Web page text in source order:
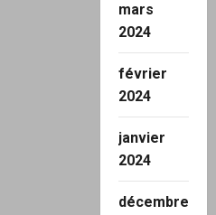
mars
2024
février
2024
janvier
2024
décembre